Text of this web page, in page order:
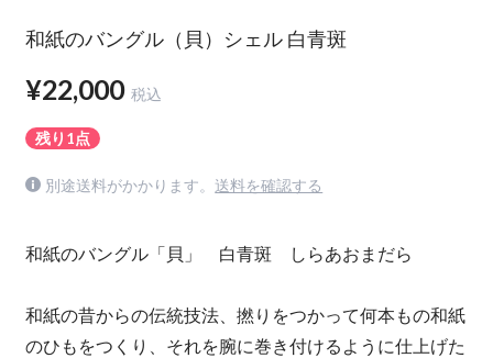
和紙のバングル（貝）シェル 白青斑
¥22,000 税込
残り1点
別途送料がかかります。 送料を確認する
和紙のバングル「貝」 白青斑 しらあおまだら
和紙の昔からの伝統技法、撚りをつかって何本もの和紙
のひもをつくり、それを腕に巻き付けるように仕上げた